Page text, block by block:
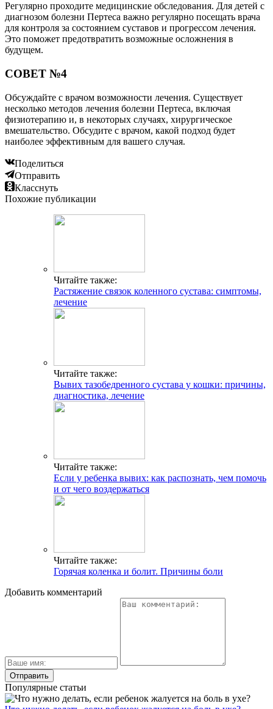
Регулярно проходите медицинские обследования. Для детей с
диагнозом болезни Пертеса важно регулярно посещать врача
для контроля за состоянием суставов и прогрессом лечения.
Это поможет предотвратить возможные осложнения в
будущем.
СОВЕТ №4
Обсуждайте с врачом возможности лечения. Существует
несколько методов лечения болезни Пертеса, включая
физиотерапию и, в некоторых случаях, хирургическое
вмешательство. Обсудите с врачом, какой подход будет
наиболее эффективным для вашего случая.
Поделиться
Отправить
Класснуть
Похожие публикации
Читайте также:
Растяжение связок коленного сустава: симптомы,
лечение
Читайте также:
Вывих тазобедренного сустава у кошки: причины,
диагностика, лечение
Читайте также:
Если у ребенка вывих: как распознать, чем помочь
и от чего воздержаться
Читайте также:
Горячая коленка и болит. Причины боли
Добавить комментарий
Популярные статьи